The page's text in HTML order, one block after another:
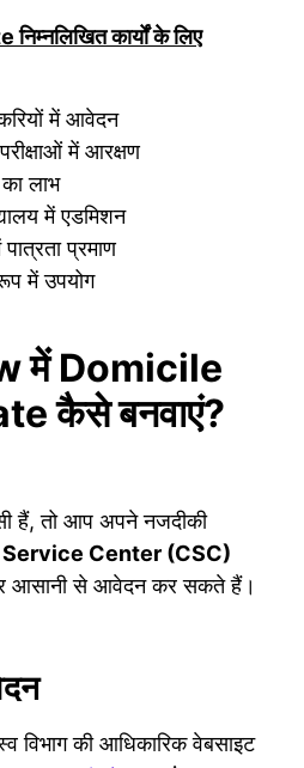
कार्यों के लिए
में आवेदन
में आरक्षण
लाभ
में एडमिशन
प्रमाण
में उपयोग
में Domicile
कैसे बनवाएं?
हैं, तो आप अपने नजदीकी
Service Center (CSC)
आसानी से आवेदन कर सकते हैं।
विभाग की आधिकारिक वेबसाइट